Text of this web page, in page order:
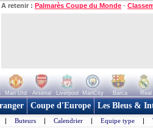
A retenir : Palmarès Coupe du Monde -
Man Utd Arsenal Liverpool ManCity Barca Real
Coupe d'Europe Les Bleus &
| Buteurs | Calendrier | Equipe type |